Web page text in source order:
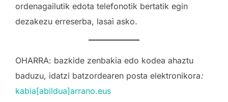
ordenagailutik edota telefonotik bertatik egin
dezakezu erreserba, lasai asko.
OHARRA: bazkide zenbakia edo kodea ahaztu
baduzu, idatzi batzordearen posta elektronikora:
kabia[abildua]arrano.eus